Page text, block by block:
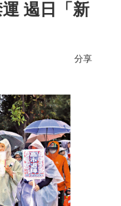
遏日「新
分享